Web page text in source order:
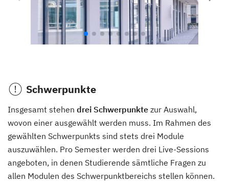
Schwerpunkte
Insgesamt stehen drei Schwerpunkte zur Auswahl,
wovon einer ausgewählt werden muss. Im Rahmen des
gewählten Schwerpunkts sind stets drei Module
auszuwählen. Pro Semester werden drei Live-Sessions
angeboten, in denen Studierende sämtliche Fragen zu
allen Modulen des Schwerpunktbereichs stellen können.